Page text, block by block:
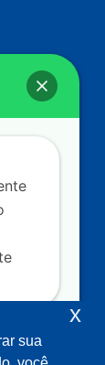
Gabinete
sua
x